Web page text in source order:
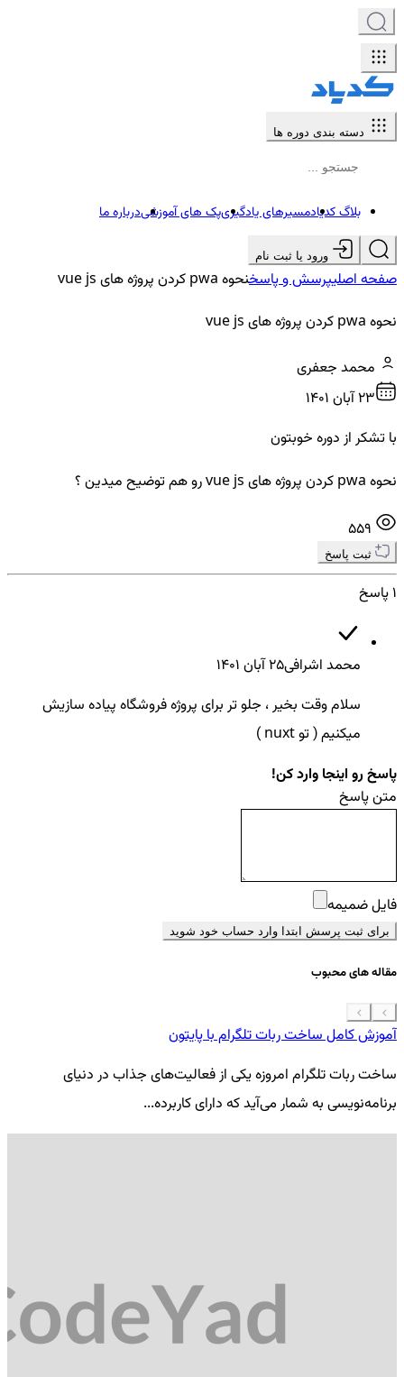
دسته بندی دوره ها
بلاگ کدیادمسیرهای یادگیریپک های آموزشیدرباره ما
ورود یا ثبت نام
صفحه اصلیپرسش و پاسخنحوه pwa کردن پروژه های vue js
نحوه pwa کردن پروژه های vue js
محمد جعفری
23 آبان ۱۴۰۱
با تشکر از دوره خوبتون
نحوه pwa کردن پروژه های vue js رو هم توضیح میدین ؟
ثبت پاسخ
1 پاسخ
محمد اشرافی25 آبان ۱۴۰۱
سلام وقت بخیر ، جلو تر برای پروژه فروشگاه پیاده سازیش
میکنیم ( تو nuxt )
پاسخ رو اینجا وارد کن!
متن پاسخ
فایل ضمیمه
برای ثبت پرسش ابتدا وارد حساب خود شوید
مقاله های محبوب
آموزش کامل ساخت ربات تلگرام با پایتون
ساخت ربات تلگرام امروزه یکی از فعالیت‌های جذاب در دنیای
برنامه‌نویسی به شمار می‌آید که دارای کاربرده...